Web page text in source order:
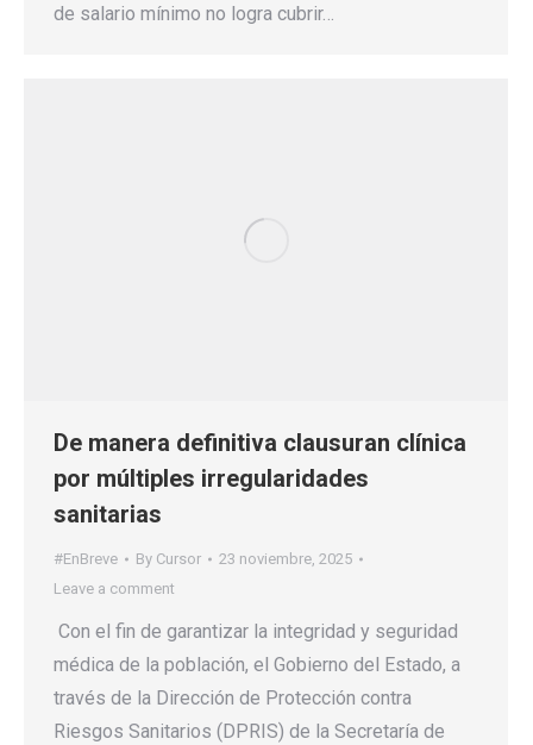
de salario mínimo no logra cubrir…
De manera definitiva clausuran clínica
por múltiples irregularidades
sanitarias
#EnBreve By Cursor
23 noviembre, 2025
Leave a comment
Con el fin de garantizar la integridad y seguridad
médica de la población, el Gobierno del Estado, a
través de la Dirección de Protección contra
Riesgos Sanitarios (DPRIS) de la Secretaría de